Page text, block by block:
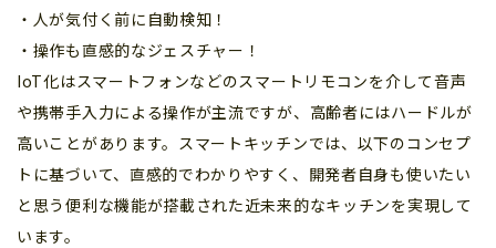
・人が気付く前に自動検知！
・操作も直感的なジェスチャー！
IoT化はスマートフォンなどのスマートリモコンを介して音声
や携帯手入力による操作が主流ですが、高齢者にはハードルが
高いことがあります。スマートキッチンでは、以下のコンセプ
トに基づいて、直感的でわかりやすく、開発者自身も使いたい
と思う便利な機能が搭載された近未来的なキッチンを実現して
います。